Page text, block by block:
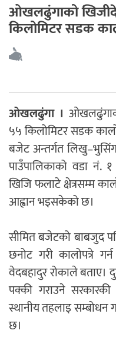
ओखलढुंगाको
किलोमिटर सडक
ओखलढुंगा ।
५५ किलोमिटर सडक
बजेट अन्तर्गत
पाउँपालिकाको वडा नं.
खिजि फलाटे क्षेत्रसम्म
आह्वान भइसकेको छ।
सीमित बजेटको बाबजुद
छनोट गरी कालोपत्रे
वेदबहादुर रोकाले बताए।
पक्की गराउने सरकारकी
स्थानीय तहलाइ सम्बोधन
छ।